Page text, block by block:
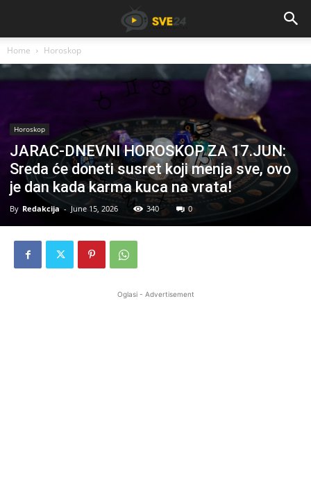
Home Horoskop
Horoskop
JARAC-DNEVNI HOROSKOP ZA 17.JUN:
Sreda će doneti susret koji menja sve, ovo
je dan kada karma kuca na vrata!
By Redakcija - June 15, 2026 340 0
Oglasi - Advertisement